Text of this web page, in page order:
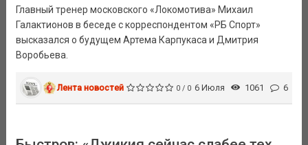
Главный тренер московского «Локомотива» Михаил
Галактионов в беседе с корреспондентом «РБ Спорт»
высказался о будущем Артема Карпукаса и Дмитрия
Воробьева.
Лента новостей 0 / 0 6 Июля 1061 6